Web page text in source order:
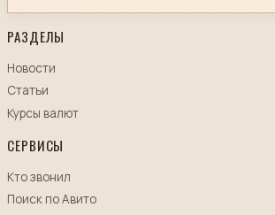
РАЗДЕЛЫ
Новости
Статьи
Курсы валют
СЕРВИСЫ
Кто звонил
Поиск по Авито